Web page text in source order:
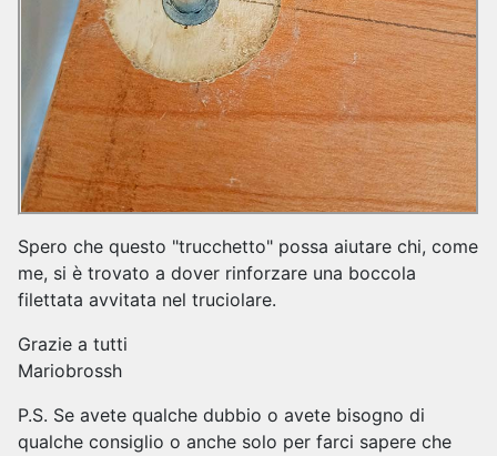
Spero che questo "trucchetto" possa aiutare chi, come
me, si è trovato a dover rinforzare una boccola
filettata avvitata nel truciolare.
Grazie a tutti
Mariobrossh
P.S. Se avete qualche dubbio o avete bisogno di
qualche consiglio o anche solo per farci sapere che